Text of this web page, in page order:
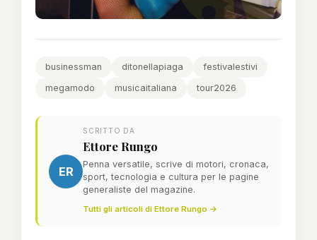
businessman ditonellapiaga
festivalestivi
megamodo
musicaitaliana tour2026
ER
SCRITTO DA
Ettore Rungo
Penna versatile, scrive di motori, cronaca,
sport, tecnologia e cultura per le pagine
generaliste del magazine.
Tutti gli articoli di Ettore Rungo →